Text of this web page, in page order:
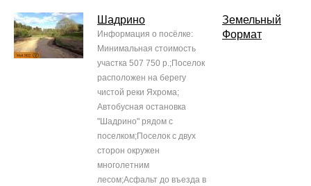
Шадрино
Информация о посёлке:
Минимальная стоимость
участка 507 750 р.;Поселок
расположен на берегу
чистой реки Яхрома;
Автобусная остановка
"Шадрино" рядом с
поселком;Поселок c двух
сторон окружен
многолетним
лесом;Асфальт до въезда в
Земельный
Формат